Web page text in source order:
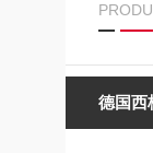
德国西